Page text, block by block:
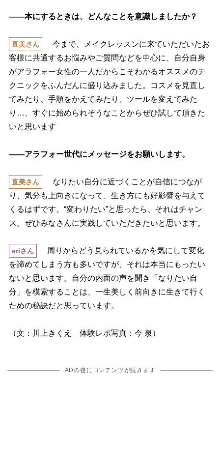
――本にするときは、どんなことを意識しましたか？
直美さん
今まで、メイクレッスンに来ていただいたお
客様に共通するお悩みやご質問などを中心に、自分自身
がアラフォー女性の一人だからこそわかるオススメのテ
クニックをふんだんに盛り込みました。コスメを見直し
てみたり、手順をかえてみたり、ツールを変えてみた
り…、すぐに始められそうなことからぜひ試して頂きた
いと思います
――アラフォー世代にメッセージをお願いします。
直美さん
なりたい自分に近づくことが自信につなが
り、気分も上向きになって、生き方にも好影響を与えて
くるはずです。“変わりたい”と思ったら、それはチャン
ス。ぜひみなさんに実践していただきたいと思います。
eriさん
周りからどう見られているかを気にして変化
を諦めてしまう方も多いですが、それは本当にもったい
ないと思います。自分の内面の声を聞き「なりたい自
分」を模索することは、一生美しく前向きに生きて行く
ための秘訣だと思っています。
（文：川上きくえ 体験レポ写真：今 泉）
ADの後にコンテンツが続きます